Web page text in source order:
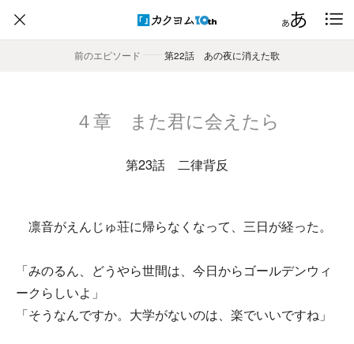
前のエピソード
―― 第22話 あの夜に消えた歌
４章 また君に会えたら
第23話 二律背反
凛音がえんじゅ荘に帰らなくなって、三日が経った。
「みのるん、どうやら世間は、今日からゴールデンウィ
ークらしいよ」
「そうなんですか。大学がないのは、楽でいいですね」